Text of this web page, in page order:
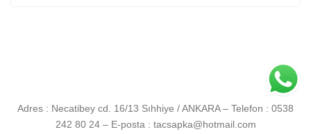
Adres : Necatibey cd. 16/13 Sıhhiye / ANKARA – Telefon : 0538
242 80 24 – E-posta : tacsapka@hotmail.com